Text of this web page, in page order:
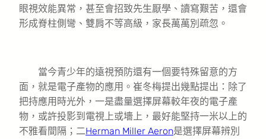
眼視效能異常，甚至會招致先生厭學、讀寫艱苦，還會
形成脊柱側彎、雙肩不等高級，家長萬萬別疏忽。
當今青少年的遠視預防還有一個要特殊留意的方
面，就是電子產物的應用。崔冬梅提出幾點提出：除了
把持應用時光外，一是盡量選擇屏幕較年夜的電子產
物，或許投影到電視上或墻上，最好能堅持一米以上的
不雅看間隔；二Herman Miller Aeron是選擇屏幕辨別